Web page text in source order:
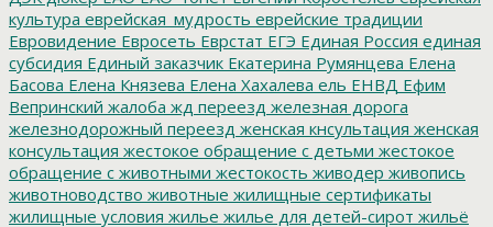
культура еврейская_мудрость еврейские традиции
Евровидение Евросеть Еврстат ЕГЭ Единая Россия единая
субсидия Единый заказчик Екатерина Румянцева Елена
Басова Елена Князева Елена Хахалева ель ЕНВД Ефим
Вепринский жалоба жд переезд железная дорога
железнодорожный переезд женская кнсультация женская
консультация жестокое обращение с детьми жестокое
обращение с животными жестокость живодер живопись
животноводство животные жилищные сертификаты
жилищные условия жилье жилье для детей-сирот жильё